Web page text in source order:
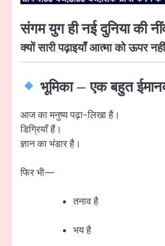
संगम युग ही नई दुनिया की
क्यों सारी पढ़ाइयाँ आत्मा को ऊपर
भूमिका – एक बहुत
आज का मनुष्य पढ़ा-लिखा है।
डिग्रियाँ हैं।
ज्ञान का भंडार है।
फिर भी—
तनाव है
भय है